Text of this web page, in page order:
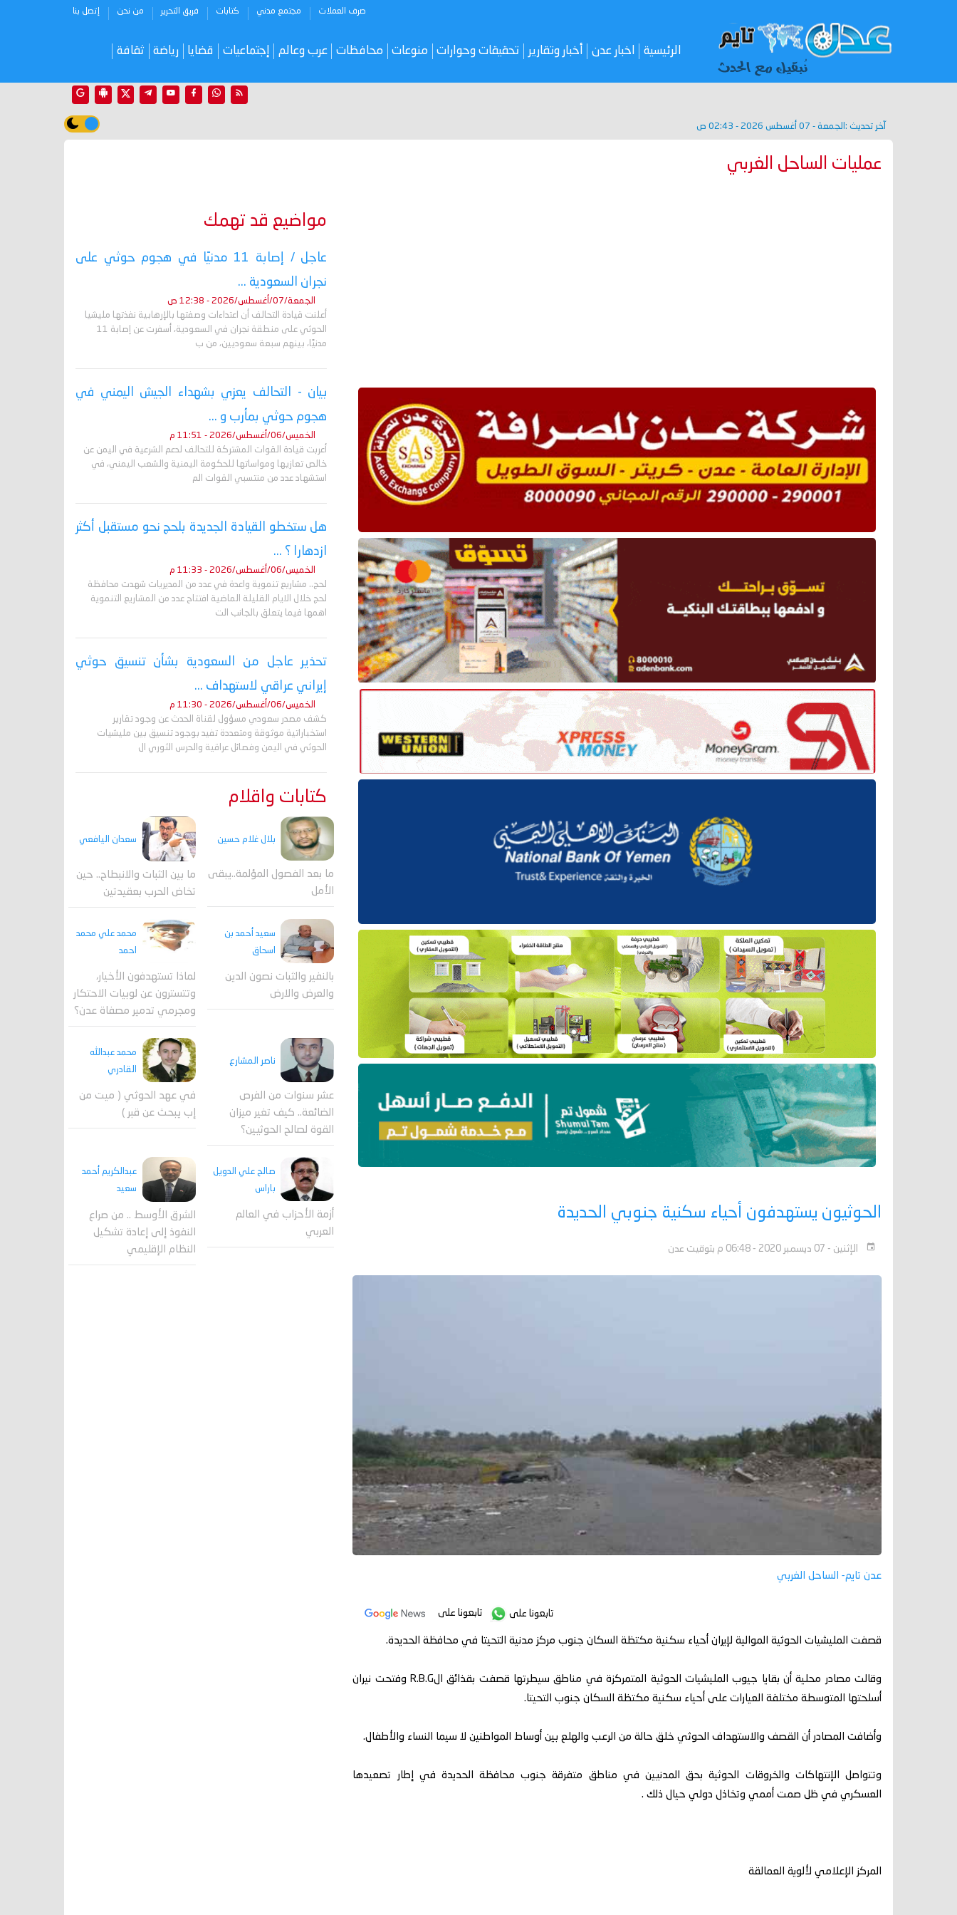
صرف العملات مجتمع مدني كتابات فريق التحرير من نحن إتصل بنا
الرئيسية اخبار عدن أخبار وتقارير تحقيقات وحوارات منوعات محافظات عرب وعالم إجتماعيات قضايا رياضة ثقافة
آخر تحديث : الجمعة - 07 أغسطس 2026 - 02:43 ص
عمليات الساحل الغربي
الحوثيون يستهدفون أحياء سكنية جنوبي الحديدة
الإثنين - 07 ديسمبر 2020 - 06:48 م بتوقيت عدن
عدن تايم- الساحل الغربي
تابعونا على تابعونا على
قصفت المليشيات الحوثية الموالية لإيران أحياء سكنية مكتظة السكان جنوب مركز مدنية التحيتا في محافظة الحديدة.
وقالت مصادر محلية أن بقايا جيوب المليشيات الحوثية المتمركزة في مناطق سيطرتها قصفت بقذائق الR.B.G وفتحت نيران
أسلحتها المتوسطة مختلفة العيارات على أحياء سكنية مكتظة السكان جنوب التحيتا.
وأضافت المصادر أن القصف والاستهداف الحوثي خلق حالة من الرعب والهلع بين أوساط المواطنين لا سيما النساء والأطفال.
وتتواصل الإنتهاكات والخروقات الحوثية بحق المدنيين في مناطق متفرقة جنوب محافظة الحديدة في إطار تصعيدها
العسكري في ظل صمت أممي وتخاذل دولي حيال ذلك .
المركز الإعلامي لألوية العمالقة
مواضيع قد تهمك
عاجل / إصابة 11 مدنيًا في هجوم حوثي على
نجران السعودية ...
الجمعة/07/أغسطس/2026 - 12:38 ص
أعلنت قيادة التحالف أن اعتداءات وصفتها بالإرهابية نفذتها مليشيا
الحوثي على منطقة نجران في السعودية، أسفرت عن إصابة 11
مدنيًا، بينهم سبعة سعوديين، من ب
بيان - التحالف يعزي بشهداء الجيش اليمني في
هجوم حوثي بمأرب و ...
الخميس/06/أغسطس/2026 - 11:51 م
أعربت قيادة القوات المشتركة للتحالف لدعم الشرعية في اليمن عن
خالص تعازيها ومواساتها للحكومة اليمنية والشعب اليمني، في
استشهاد عدد من منتسبي القوات الم
هل ستخطو القيادة الجديدة بلحج نحو مستقبل أكثر
ازدهارا ؟ ...
الخميس/06/أغسطس/2026 - 11:33 م
لحج.. مشاريع تنموية واعدة في عدد من المديريات شهدت محافظة
لحج خلال الايام القليلة الماضية افتتاح عدد من المشاريع التنموية
اهمها فيما يتعلق بالجانب الت
تحذير عاجل من السعودية بشأن تنسيق حوثي
إيراني عراقي لاستهداف ...
الخميس/06/أغسطس/2026 - 11:30 م
كشف مصدر سعودي مسؤول لقناة الحدث عن وجود تقارير
استخباراتية موثوقة ومتعددة تفيد بوجود تنسيق بين مليشيات
الحوثي في اليمن وفصائل عراقية والحرس الثوري ال
كتابات واقلام
بلال غلام حسين
ما بعد الفصول المؤلمة..يبقى
الأمل
سعدان اليافعي
ما بين الثبات والانبطاح.. حين
تخاض الحرب بعقيدتين
سعيد أحمد بن
اسحاق
بالنفير والثبات نصون الدين
والعرض والارض
محمد علي محمد
احمد
لماذا تستهدفون الأخيار،
وتتسترون عن لوبيات الاحتكار
ومجرمي تدمير مصفاة عدن؟
ناصر المشارع
عشر سنوات من الفرص
الضائعة.. كيف تغير ميزان
القوة لصالح الحوثيين؟
محمد عبدالله
القادري
في عهد الحوثي ( ميت من
إب يبحث عن قبر )
صالح علي الدويل
باراس
أزمة الأحزاب في العالم
العربي
عبدالكريم أحمد
سعيد
الشرق الأوسط .. من صراع
النفوذ إلى إعادة تشكيل
النظام الإقليمي